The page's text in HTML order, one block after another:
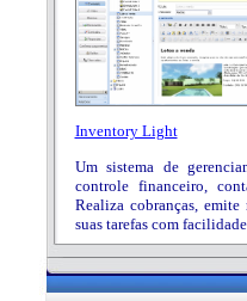
Inventory Light
Um sistema de
controle financeiro,
Realiza cobranças,
suas tarefas com facilidade.